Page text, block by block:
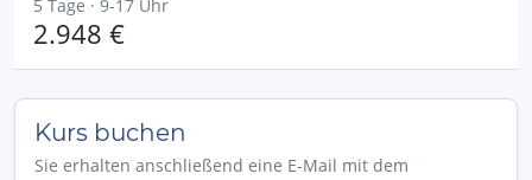
5 Tage · 9-17 Uhr
2.948 €
Kurs buchen
Sie erhalten anschließend eine E-Mail mit dem